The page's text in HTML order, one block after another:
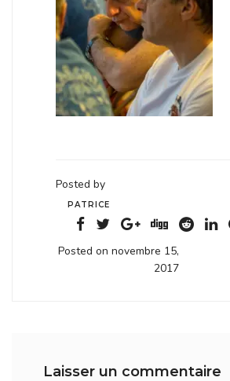
Posted by
PATRICE
Posted on novembre 15,
2017
Laisser un commentaire